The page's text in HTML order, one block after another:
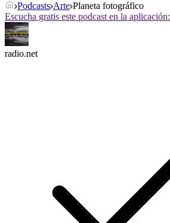
Podcasts Arte Planeta fotográfico
Escucha gratis este podcast en la aplicación:
radio.net